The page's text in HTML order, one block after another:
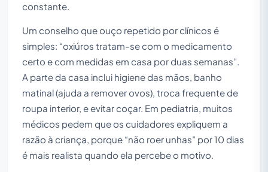
constante.
Um conselho que ouço repetido por clínicos é
simples: “oxiúros tratam-se com o medicamento
certo e com medidas em casa por duas semanas”.
A parte da casa inclui higiene das mãos, banho
matinal (ajuda a remover ovos), troca frequente de
roupa interior, e evitar coçar. Em pediatria, muitos
médicos pedem que os cuidadores expliquem a
razão à criança, porque “não roer unhas” por 10 dias
é mais realista quando ela percebe o motivo.